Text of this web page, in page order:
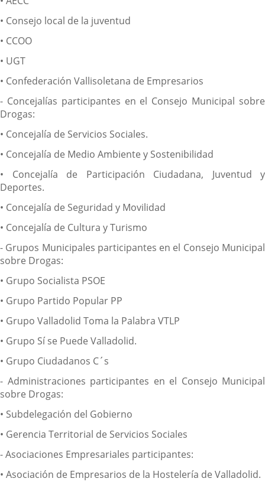
• Consejo local de la juventud
• CCOO
• UGT
• Confederación Vallisoletana de Empresarios
- Concejalías participantes en el Consejo Municipal sobre
Drogas:
• Concejalía de Servicios Sociales.
• Concejalía de Medio Ambiente y Sostenibilidad
• Concejalía de Participación Ciudadana, Juventud y
Deportes.
• Concejalía de Seguridad y Movilidad
• Concejalía de Cultura y Turismo
- Grupos Municipales participantes en el Consejo Municipal
sobre Drogas:
• Grupo Socialista PSOE
• Grupo Partido Popular PP
• Grupo Valladolid Toma la Palabra VTLP
• Grupo Sí se Puede Valladolid.
• Grupo Ciudadanos C´s
- Administraciones participantes en el Consejo Municipal
sobre Drogas:
• Subdelegación del Gobierno
• Gerencia Territorial de Servicios Sociales
- Asociaciones Empresariales participantes:
• Asociación de Empresarios de la Hostelería de Valladolid.